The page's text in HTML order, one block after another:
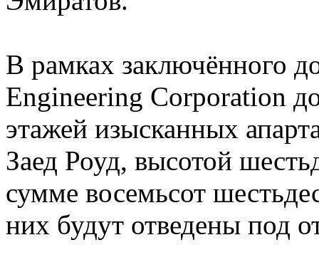
В рамках заключённого
Engineering Corporation
этажей изысканных
Заед Роуд, высотой
сумме восемьсот
них будут отведены под